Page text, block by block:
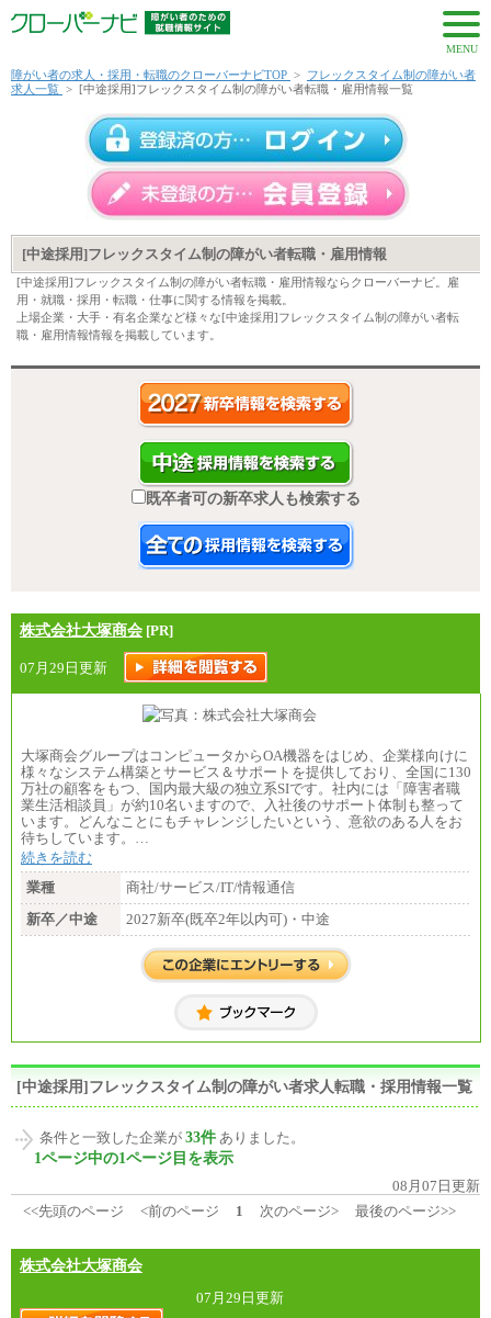
MENU
障がい者の求人・採用・転職のクローバーナビTOP > フレックスタイム制の障がい者
求人一覧 > [中途採用]フレックスタイム制の障がい者転職・雇用情報一覧
[中途採用]フレックスタイム制の障がい者転職・雇用情報
[中途採用]フレックスタイム制の障がい者転職・雇用情報ならクローバーナビ。雇
用・就職・採用・転職・仕事に関する情報を掲載。
上場企業・大手・有名企業など様々な[中途採用]フレックスタイム制の障がい者転
職・雇用情報情報を掲載しています。
既卒者可の新卒求人も検索する
株式会社大塚商会 [PR]
07月29日更新
大塚商会グループはコンピュータからOA機器をはじめ、企業様向けに
様々なシステム構築とサービス＆サポートを提供しており、全国に130
万社の顧客をもつ、国内最大級の独立系SIです。社内には「障害者職
業生活相談員」が約10名いますので、入社後のサポート体制も整って
います。どんなことにもチャレンジしたいという、意欲のある人をお
待ちしています。…
続きを読む
業種
商社/サービス/IT/情報通信
新卒／中途
2027新卒(既卒2年以内可)・中途
[中途採用]フレックスタイム制の障がい者求人転職・採用情報一覧
条件と一致した企業が 33件 ありました。
1ページ中の1ページ目を表示
08月07日更新
<<先頭のページ
<前のページ 1 次のページ> 最後のページ>>
株式会社大塚商会
07月29日更新